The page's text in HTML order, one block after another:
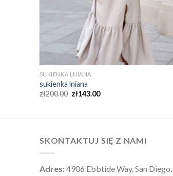
SUKIENKA LNIANA
sukienka lniana
zł200.00 zł143.00
SKONTAKTUJ SIĘ Z NAMI
Adres:4906 Ebbtide Way, San